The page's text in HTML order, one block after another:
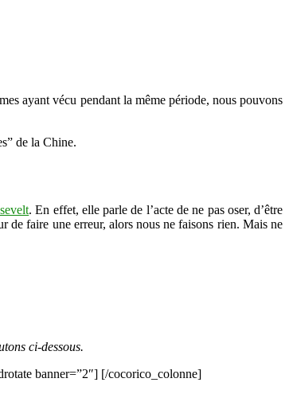
ayant vécu pendant la même période, nous pouvons
de la Chine.
. En effet, elle parle de l’acte de ne pas oser, d’être
de faire une erreur, alors nous ne faisons rien. Mais ne
ci-dessous.
banner=”2″] [/cocorico_colonne]